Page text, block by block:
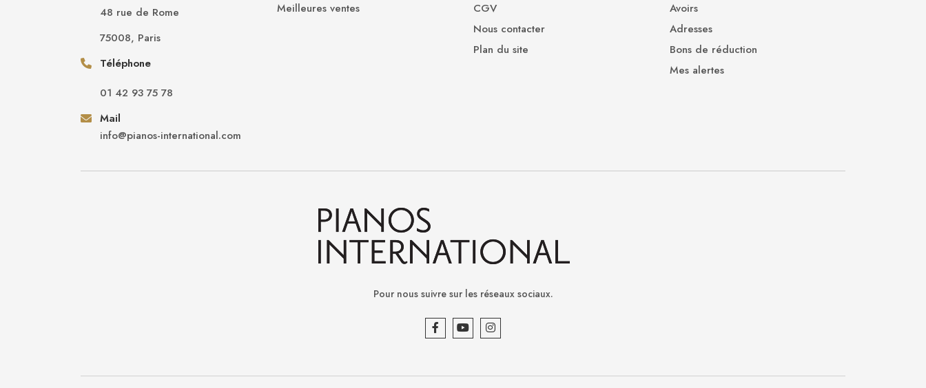
48 rue de Rome
75008, Paris
Téléphone
01 42 93 75 78
Mail
info@pianos-international.com
Meilleures ventes
CGV
Nous contacter
Plan du site
Avoirs
Adresses
Bons de réduction
Mes alertes
Pour nous suivre sur les réseaux sociaux.